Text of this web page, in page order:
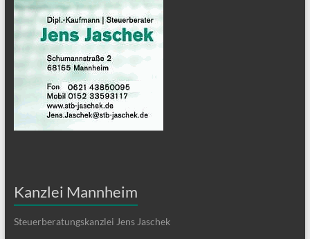
Kanzlei Mannheim
Steuerberatungskanzlei Jens Jaschek